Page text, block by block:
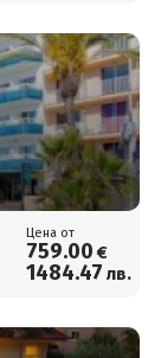
Цена от
759.00 €
1484.47 лв.